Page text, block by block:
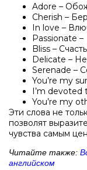
Adore –
Cherish –
In love –
Passionate
Bliss –
Delicate –
Serenade –
You’re my
I’m devoted
You’re my
Эти слова не
позволят
чувства самым
Читайте также:
английском